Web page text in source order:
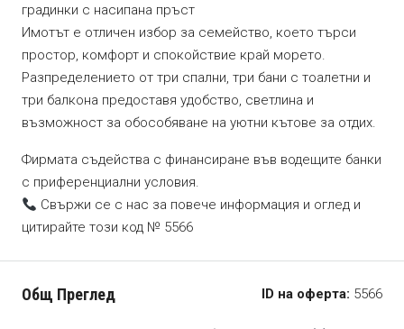
градинки с насипана пръст
Имотът е отличен избор за семейство, което търси
простор, комфорт и спокойствие край морето.
Разпределението от три спални, три бани с тоалетни и
три балкона предоставя удобство, светлина и
възможност за обособяване на уютни кътове за отдих.
Фирмата съдейства с финансиране във водещите банки
с приференциални условия.
Свържи се с нас за повече информация и оглед и
цитирайте този код № 5566
Общ Преглед ID на оферта: 5566